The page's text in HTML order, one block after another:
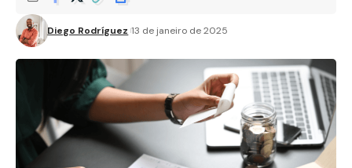
Diego Rodríguez 13 de janeiro de 2025